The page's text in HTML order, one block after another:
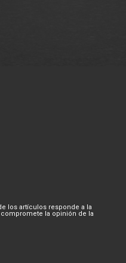
los artículos responde a la
la opinión de la